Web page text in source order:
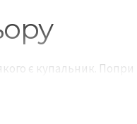
є купальник. Попри